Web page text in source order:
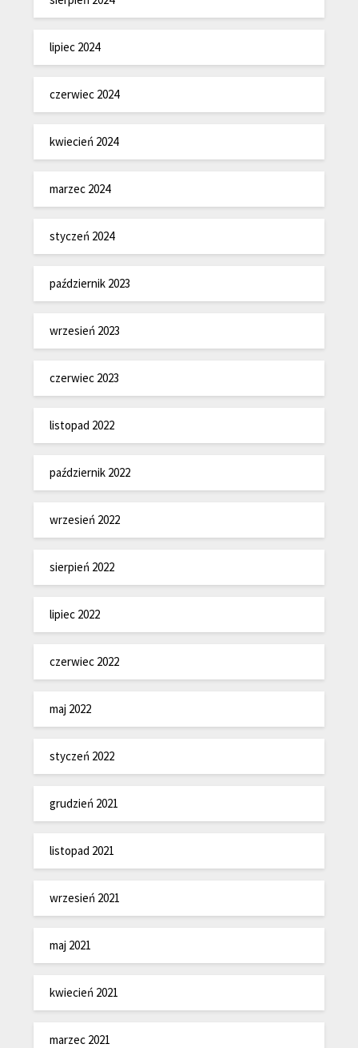
lipiec 2024
czerwiec 2024
kwiecień 2024
marzec 2024
styczeń 2024
październik 2023
wrzesień 2023
czerwiec 2023
listopad 2022
październik 2022
wrzesień 2022
sierpień 2022
lipiec 2022
czerwiec 2022
maj 2022
styczeń 2022
grudzień 2021
listopad 2021
wrzesień 2021
maj 2021
kwiecień 2021
marzec 2021